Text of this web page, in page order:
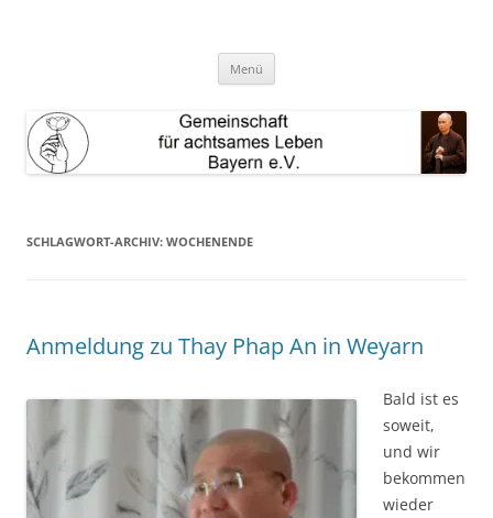
Menü
SCHLAGWORT-ARCHIV: WOCHENENDE
Anmeldung zu Thay Phap An in Weyarn
Bald ist es
soweit,
und wir
bekommen
wieder